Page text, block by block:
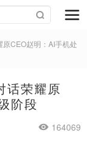
CEO赵明：AI手机处
话荣耀原
阶段
164069